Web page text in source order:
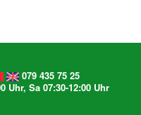
079 435 75 25
Uhr, Sa 07:30-12:00 Uhr